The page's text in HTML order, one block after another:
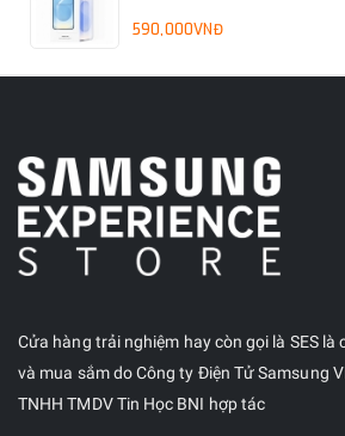
590,000VNĐ
Cửa hàng trải nghiệm hay còn gọi là SES
và mua sắm do Công ty Điện Tử Samsung
TNHH TMDV Tin Học BNI hợp tác